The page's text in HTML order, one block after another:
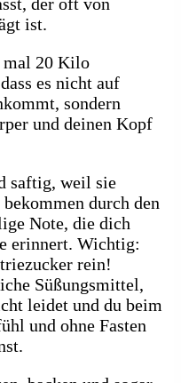
ist.
mal 20 Kilo
es nicht auf
sondern
und deinen Kopf
saftig, weil sie
durch den
Note, die dich
erinnert. Wichtig:
rein!
Süßungsmittel,
leidet und du beim
und ohne Fasten